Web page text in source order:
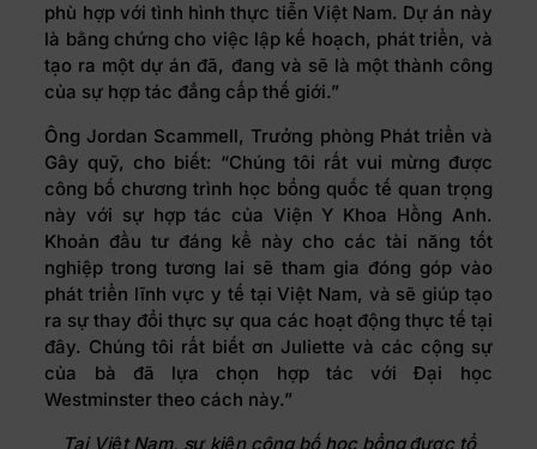
phù hợp với tình hình thực tiễn Việt Nam. Dự án này
là bằng chứng cho việc lập kế hoạch, phát triển, và
tạo ra một dự án đã, đang và sẽ là một thành công
của sự hợp tác đẳng cấp thế giới.”
Ông Jordan Scammell, Trưởng phòng Phát triển và
Gây quỹ, cho biết: “Chúng tôi rất vui mừng được
công bố chương trình học bổng quốc tế quan trọng
này với sự hợp tác của Viện Y Khoa Hồng Anh.
Khoản đầu tư đáng kể này cho các tài năng tốt
nghiệp trong tương lai sẽ tham gia đóng góp vào
phát triển lĩnh vực y tế tại Việt Nam, và sẽ giúp tạo
ra sự thay đổi thực sự qua các hoạt động thực tế tại
đây. Chúng tôi rất biết ơn Juliette và các cộng sự
của bà đã lựa chọn hợp tác với Đại học
Westminster theo cách này.”
Tại Việt Nam, sự kiện công bố học bổng được tổ